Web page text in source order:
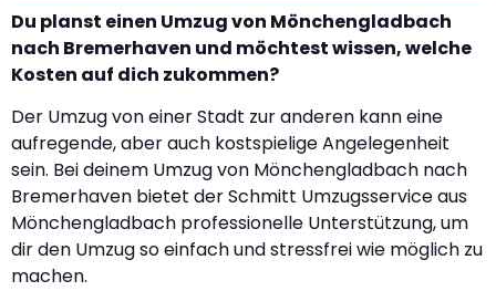
Du planst einen Umzug von Mönchengladbach
nach Bremerhaven und möchtest wissen, welche
Kosten auf dich zukommen?
Der Umzug von einer Stadt zur anderen kann eine
aufregende, aber auch kostspielige Angelegenheit
sein. Bei deinem Umzug von Mönchengladbach nach
Bremerhaven bietet der Schmitt Umzugsservice aus
Mönchengladbach professionelle Unterstützung, um
dir den Umzug so einfach und stressfrei wie möglich zu
machen.